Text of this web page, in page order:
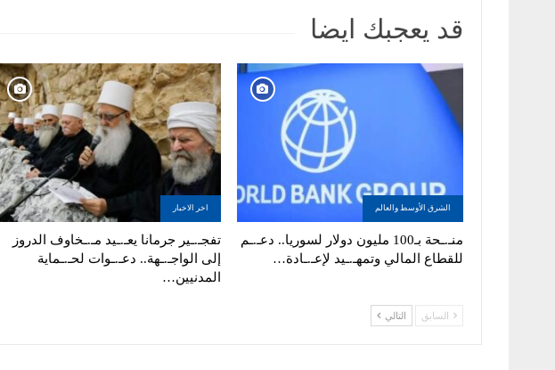
قد يعجبك ايضا
الشرق الأوسط والعالم
منـ.ـحة بـ100 مليون دولار لسوريا.. دعـ.ـم
للقطاع المالي وتمهـ.ـيد لإعـ.ـادة…
اخر الاخبار
تفجـ.ـير جرمانا يعـ.ـيد مـ.ـخاوف الدروز
إلى الواجـ.ـهة.. دعـ.ـوات لحـ.ـماية
المدنيين…
السابق التالي